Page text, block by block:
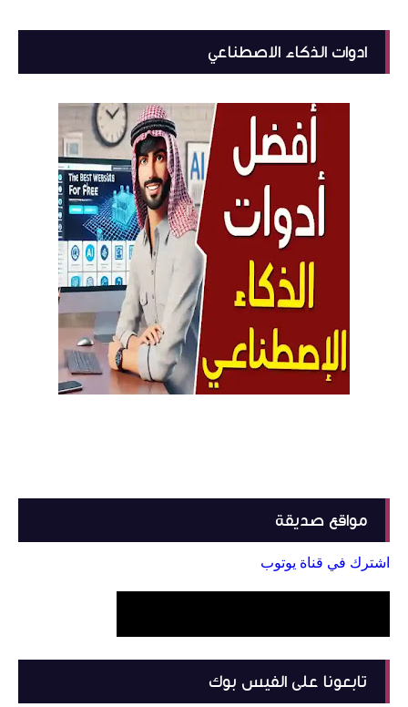
ادوات الذكاء الاصطناعي
مواقع صديقة
اشترك في قناة يوتوب
تابعونا على الفيس بوك